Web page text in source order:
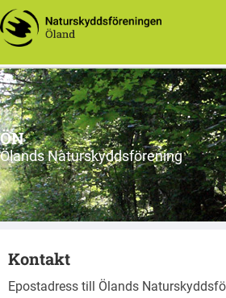
Natur- och
ÖN
Ölands Naturskyddsförening
Kontakt
Epostadress till Ölands